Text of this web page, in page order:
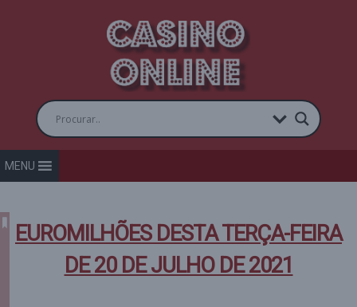
MENU
EUROMILHÕES DESTA TERÇA-FEIRA
DE 20 DE JULHO DE 2021